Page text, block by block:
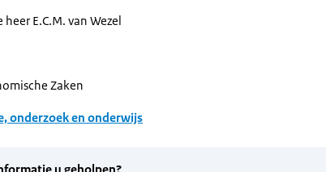
E.C.M. van Wezel
Zaken
onderzoek en onderwijs